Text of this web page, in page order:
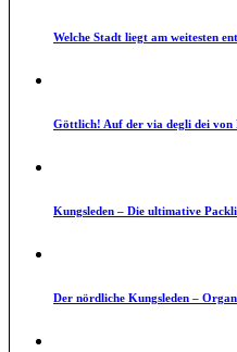
Welche Stadt liegt am weitesten
Göttlich! Auf der via degli dei von
Kungsleden – Die ultimative
Der nördliche Kungsleden –